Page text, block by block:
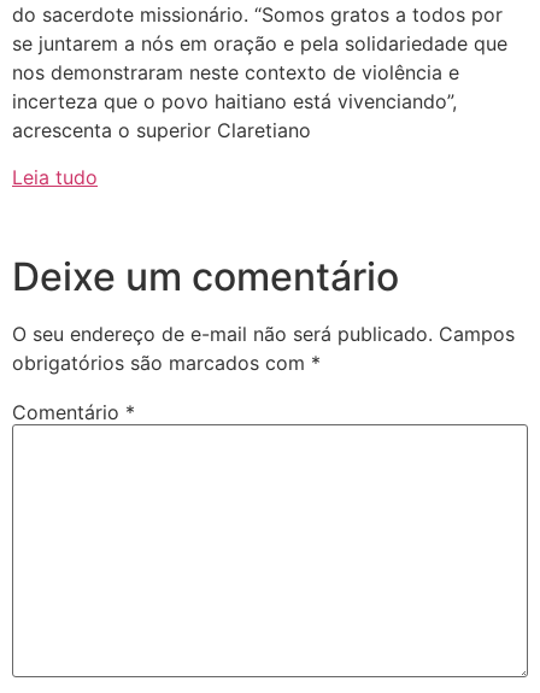
do sacerdote missionário. “Somos gratos a todos por
se juntarem a nós em oração e pela solidariedade que
nos demonstraram neste contexto de violência e
incerteza que o povo haitiano está vivenciando”,
acrescenta o superior Claretiano
Leia tudo
Deixe um comentário
O seu endereço de e-mail não será publicado. Campos
obrigatórios são marcados com *
Comentário *